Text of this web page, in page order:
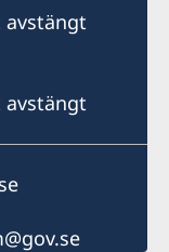
avstängt
avstängt